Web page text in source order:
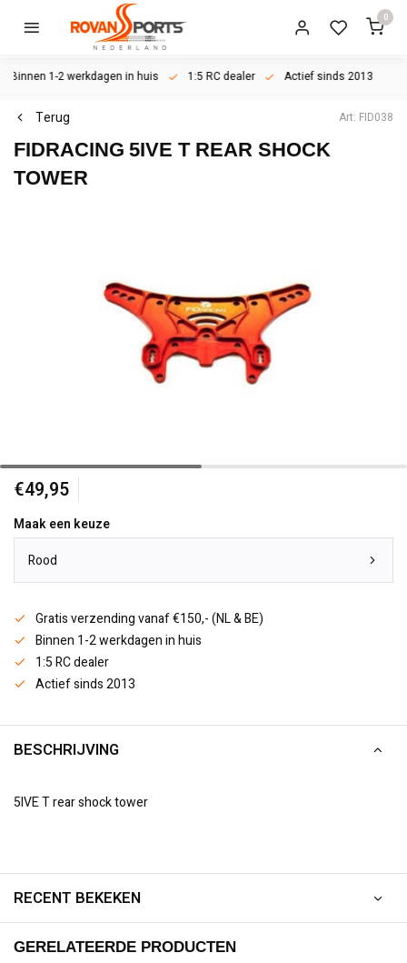
0
Binnen 1-2 werkdagen in huis 1:5 RC dealer Actief sinds 2013
Terug Art: FID038
FIDRACING 5IVE T REAR SHOCK
TOWER
€49,95
Maak een keuze
Rood
Gratis verzending vanaf €150,- (NL & BE)
Binnen 1-2 werkdagen in huis
1:5 RC dealer
Actief sinds 2013
BESCHRIJVING
5IVE T rear shock tower
RECENT BEKEKEN
GERELATEERDE PRODUCTEN